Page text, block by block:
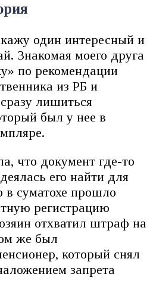
один интересный и
Знакомая моего друга
по рекомендации
из РБ и
лишиться
был у нее в
что документ где-то
его найти для
суматохе прошло
регистрацию
отхватил штраф на
же был
который снял
запрета